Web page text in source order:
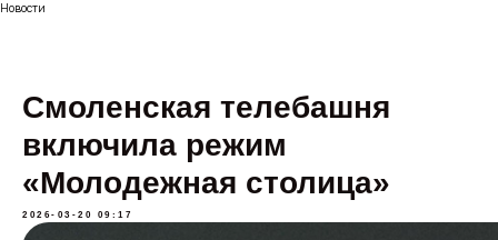
Новости
Смоленская телебашня
включила режим
«Молодежная столица»
2026-03-20 09:17